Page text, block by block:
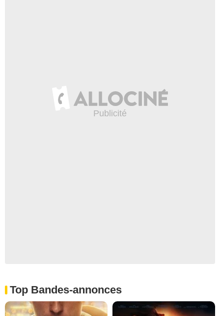
Top Bandes-annonces